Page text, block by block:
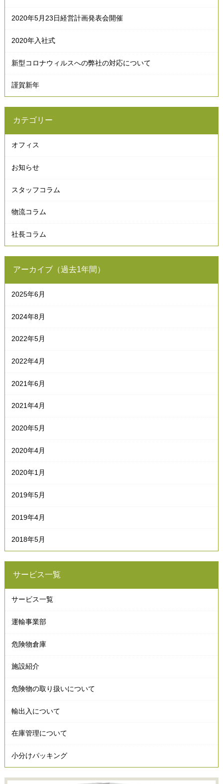
2020年5月23日経営計画発表会開催
2020年入社式
新型コロナウィルスへの弊社の対応について
謹賀新年
カテゴリー
オフィス
お知らせ
スタッフコラム
物流コラム
社長コラム
アーカイブ（過去1年間）
2025年6月
2024年8月
2022年5月
2022年4月
2021年6月
2021年4月
2020年5月
2020年4月
2020年1月
2019年5月
2019年4月
2018年5月
サービス一覧
サービス一覧
運輸事業部
危険物倉庫
施設紹介
危険物の取り扱いについて
輸出入について
在庫管理について
小分けパッキング